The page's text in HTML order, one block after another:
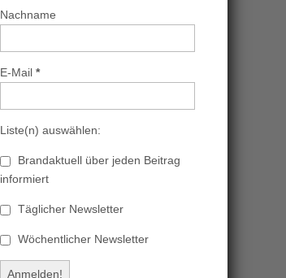
Nachname
E-Mail *
Liste(n) auswählen:
Brandaktuell über jeden Beitrag
informiert
Täglicher Newsletter
Wöchentlicher Newsletter